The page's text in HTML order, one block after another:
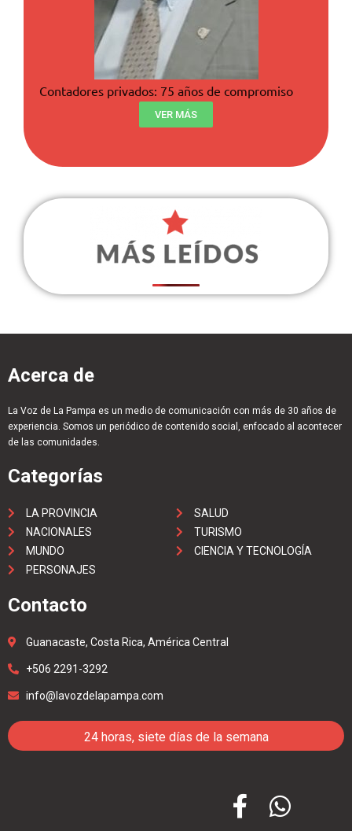
Contadores privados: 75 años de compromiso
VER MÁS
Acerca de
La Voz de La Pampa es un medio de comunicación con más de 30 años de
experiencia. Somos un periódico de contenido social, enfocado al acontecer
de las comunidades.
Categorías
LA PROVINCIA
NACIONALES
MUNDO
PERSONAJES
SALUD
TURISMO
CIENCIA Y TECNOLOGÍA
Contacto
Guanacaste, Costa Rica, América Central
+506 2291-3292
info@lavozdelapampa.com
24 horas, siete días de la semana